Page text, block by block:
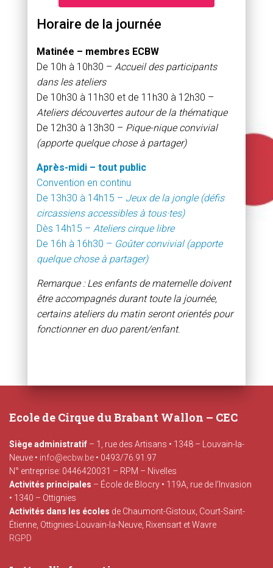
Horaire de la journée
Matinée – membres ECBW
De 10h à 10h30 – Accueil des participants
dans les ateliers
De 10h30 à 11h30 et de 11h30 à 12h30 –
Ateliers découvertes autour de la thématique
De 12h30 à 13h30 – Pique-nique convivial
(apporte quelque chose à partager)
Après-midi – tout public
Convention en continu
De 13h30 à 14h15 – Jeux de la jongle (défis
circassiens accessibles à tous·tes)
Dès 14h15 – Ateliers cirque libre
De 16h à 16h30 – Goûter convivial (apporte
quelque chose à partager)
Remarque : Les enfants de maternelle doivent
être accompagnés durant toute la journée,
certains ateliers du matin seront orientés pour
fonctionner en duo parent/enfant.
Ecole de Cirque du Brabant Wallon – CEC
Siège administratif – 1, rue des Artisans • 1348 – Louvain-la-
Neuve • info@ecbw.be • 0493/76.91.97
N° entreprise: 0446420031 – RPM – Nivelles
Activités principales – École de Blocry • 119A, rue de l’Invasion
• 1340 – Ottignies
Activités dans les écoles de Chaumont-Gistoux, Court-Saint-
Étienne, Ottignies-Louvain-la-Neuve, Rixensart et Wavre
RGPD